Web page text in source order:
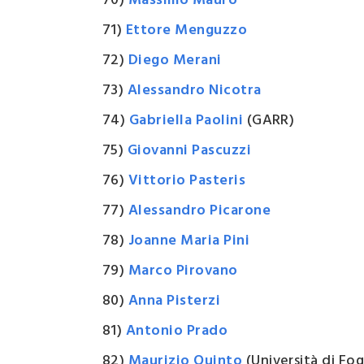
71) Ettore Menguzzo
72) Diego Merani
73) Alessandro Nicotra
74) Gabriella Paolini (GARR)
75) Giovanni Pascuzzi
76) Vittorio Pasteris
77) Alessandro Picarone
78) Joanne Maria Pini
79) Marco Pirovano
80) Anna Pisterzi
81) Antonio Prado